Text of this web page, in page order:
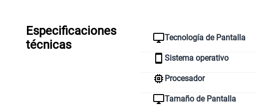
Especificaciones
técnicas
Tecnología de Pantalla
Sistema operativo
Procesador
Tamaño de Pantalla